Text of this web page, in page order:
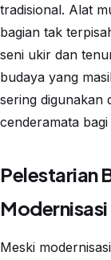
tradisional. Alat
bagian tak
seni ukir dan
budaya yang
sering digunakan
cenderamata
Pelestarian
Modernisasi
Meski